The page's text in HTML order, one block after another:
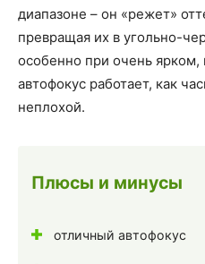
диапазоне – он «режет»
превращая их в угольно-
особенно при очень ярком,
автофокус работает, как
неплохой.
Плюсы и минусы
отличный автофокус